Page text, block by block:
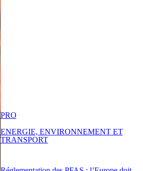
PRO
ENERGIE, ENVIRONNEMENT ET
TRANSPORT